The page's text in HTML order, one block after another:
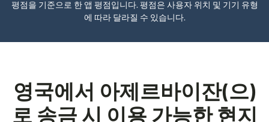
평점을 기준으로 한 앱 평점입니다. 평점은 사용자 위치 및 기기 유형
에 따라 달라질 수 있습니다.
영국에서 아제르바이잔(으)
로 송금 시 이용 가능한 현지